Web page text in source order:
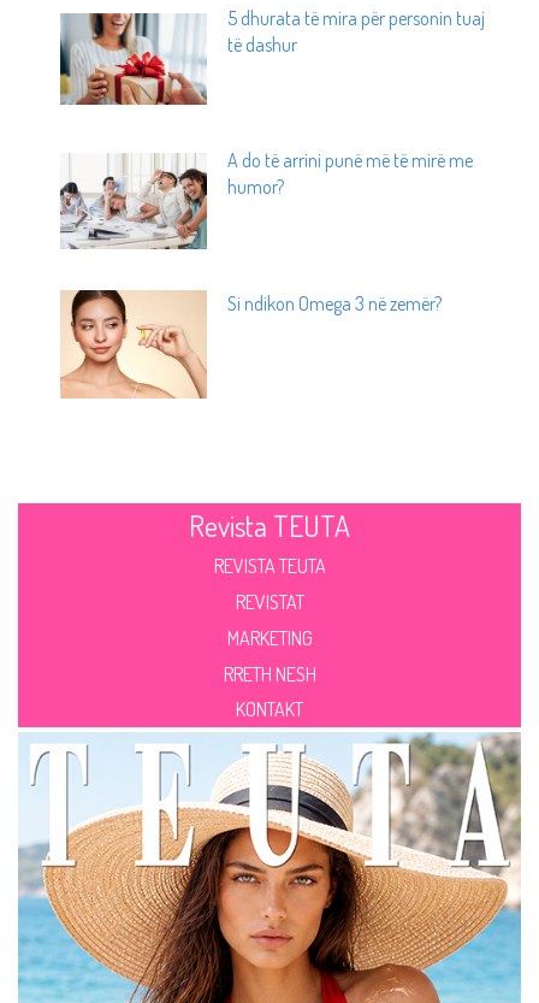
5 dhurata të mira për personin tuaj
të dashur
A do të arrini punë më të mirë me
humor?
Si ndikon Omega 3 në zemër?
Revista TEUTA
REVISTA TEUTA
REVISTAT
MARKETING
RRETH NESH
KONTAKT